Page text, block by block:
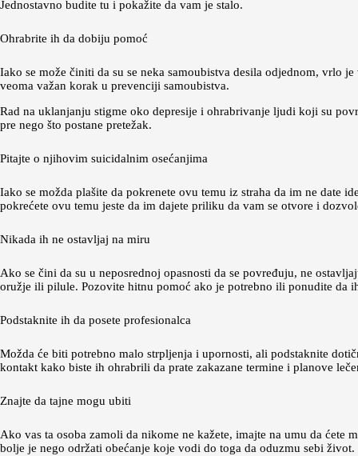
Jednostavno budite tu i pokažite da vam je stalo.
Ohrabrite ih da dobiju pomoć
Iako se može činiti da su se neka samoubistva desila odjednom, vrlo
veoma važan korak u prevenciji samoubistva.
Rad na uklanjanju stigme oko depresije i ohrabrivanje ljudi koji su
pre nego što postane pretežak.
Pitajte o njihovim suicidalnim osećanjima
Iako se možda plašite da pokrenete ovu temu iz straha da im ne date
pokrećete ovu temu jeste da im dajete priliku da vam se otvore i
Nikada ih ne ostavljaj na miru
Ako se čini da su u neposrednoj opasnosti da se povređuju, ne
oružje ili pilule. Pozovite hitnu pomoć ako je potrebno ili ponudite da
Podstaknite ih da posete profesionalca
Možda će biti potrebno malo strpljenja i upornosti, ali podstaknite
kontakt kako biste ih ohrabrili da prate zakazane termine i planove
Znajte da tajne mogu ubiti
Ako vas ta osoba zamoli da nikome ne kažete, imajte na umu da
bolje je nego održati obećanje koje vodi do toga da oduzmu sebi život.